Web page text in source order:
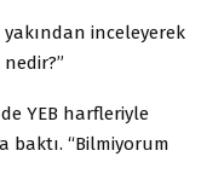
inceleyerek
YEB harfleriyle
baktı. “Bilmiyorum